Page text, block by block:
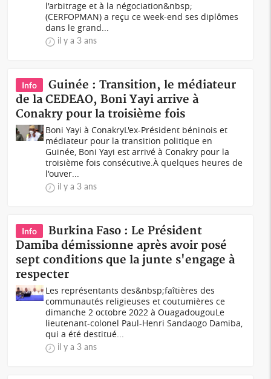
l'arbitrage et à la négociation&nbsp;
(CERFOPMAN) a reçu ce week-end ses diplômes
dans le grand...
il y a 3 ans
Info
Guinée : Transition, le médiateur
de la CEDEAO, Boni Yayi arrive à
Conakry pour la troisième fois
Boni Yayi à ConakryL'ex-Président béninois et
médiateur pour la transition politique en
Guinée, Boni Yayi est arrivé à Conakry pour la
troisième fois consécutive.À quelques heures de
l'ouver...
il y a 3 ans
Info
Burkina Faso : Le Président
Damiba démissionne après avoir posé
sept conditions que la junte s'engage à
respecter
Les représentants des&nbsp;faîtières des
communautés religieuses et coutumières ce
dimanche 2 octobre 2022 à Ouagadougou Le
lieutenant-colonel Paul-Henri Sandaogo Damiba,
qui a été destitué...
il y a 3 ans